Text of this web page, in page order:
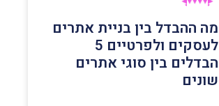
מה ההבדל בין בניית אתרים
לעסקים ולפרטיים 5
הבדלים בין סוגי אתרים
שונים